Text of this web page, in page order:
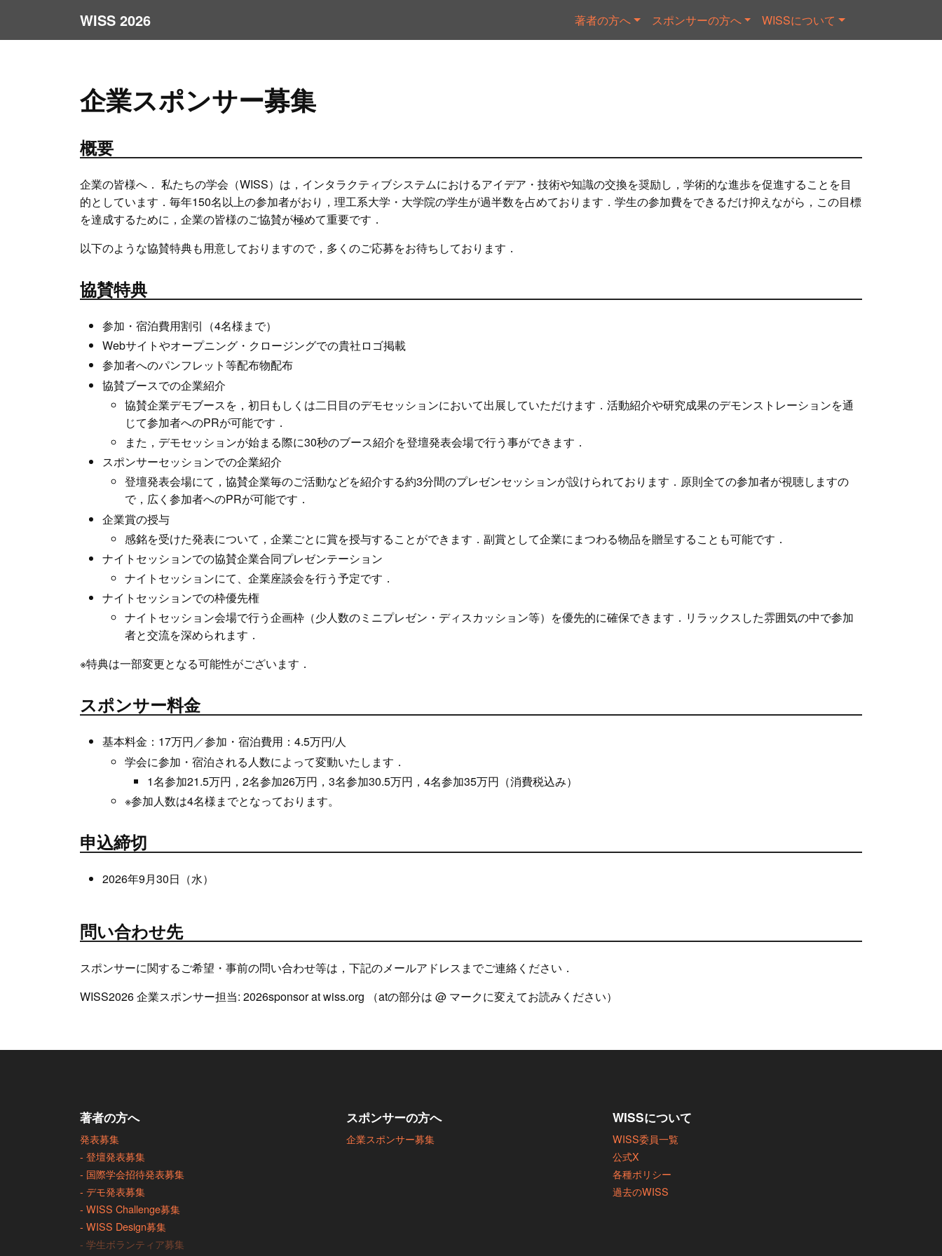
WISS 2026 著者の方へ スポンサーの方へ WISSについて
企業スポンサー募集
概要
企業の皆様へ． 私たちの学会（WISS）は，インタラクティブシステムにおけるアイデア・技術や知識の交換を奨励し，学術的な進歩を促進することを目
的としています．毎年150名以上の参加者がおり，理工系大学・大学院の学生が過半数を占めております．学生の参加費をできるだけ抑えながら，この目標
を達成するために，企業の皆様のご協賛が極めて重要です．
以下のような協賛特典も用意しておりますので，多くのご応募をお待ちしております．
協賛特典
参加・宿泊費用割引（4名様まで）
Webサイトやオープニング・クロージングでの貴社ロゴ掲載
参加者へのパンフレット等配布物配布
協賛ブースでの企業紹介
協賛企業デモブースを，初日もしくは二日目のデモセッションにおいて出展していただけます．活動紹介や研究成果のデモンストレーションを通
じて参加者へのPRが可能です．
また，デモセッションが始まる際に30秒のブース紹介を登壇発表会場で行う事ができます．
スポンサーセッションでの企業紹介
登壇発表会場にて，協賛企業毎のご活動などを紹介する約3分間のプレゼンセッションが設けられております．原則全ての参加者が視聴しますの
で，広く参加者へのPRが可能です．
企業賞の授与
感銘を受けた発表について，企業ごとに賞を授与することができます．副賞として企業にまつわる物品を贈呈することも可能です．
ナイトセッションでの協賛企業合同プレゼンテーション
ナイトセッションにて、企業座談会を行う予定です．
ナイトセッションでの枠優先権
ナイトセッション会場で行う企画枠（少人数のミニプレゼン・ディスカッション等）を優先的に確保できます．リラックスした雰囲気の中で参加
者と交流を深められます．
※特典は一部変更となる可能性がございます．
スポンサー料金
基本料金：17万円／参加・宿泊費用：4.5万円/人
学会に参加・宿泊される人数によって変動いたします．
1名参加21.5万円，2名参加26万円，3名参加30.5万円，4名参加35万円（消費税込み）
※参加人数は4名様までとなっております。
申込締切
2026年9月30日（水）
問い合わせ先
スポンサーに関するご希望・事前の問い合わせ等は，下記のメールアドレスまでご連絡ください．
WISS2026 企業スポンサー担当: 2026sponsor at wiss.org （atの部分は @ マークに変えてお読みください）
著者の方へ
発表募集
- 登壇発表募集
- 国際学会招待発表募集
- デモ発表募集
- WISS Challenge募集
- WISS Design募集
- 学生ボランティア募集
スポンサーの方へ
企業スポンサー募集
WISSについて
WISS委員一覧
公式X
各種ポリシー
過去のWISS